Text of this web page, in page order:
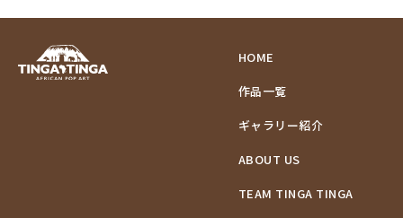
HOME
作品一覧
ギャラリー紹介
ABOUT US
TEAM TINGA TINGA